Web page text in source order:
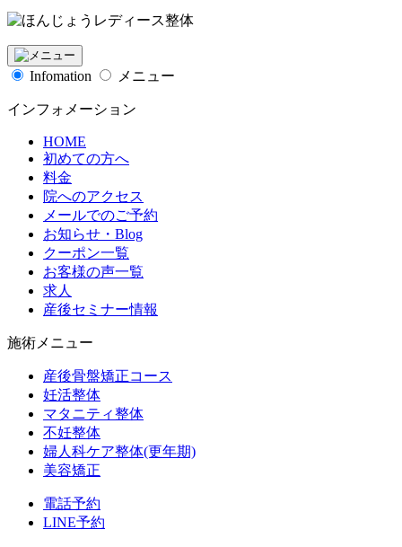
Infomation メニュー
インフォメーション
HOME
初めての方へ
料金
院へのアクセス
メールでのご予約
お知らせ・Blog
クーポン一覧
お客様の声一覧
求人
産後セミナー情報
施術メニュー
産後骨盤矯正コース
妊活整体
マタニティ整体
不妊整体
婦人科ケア整体(更年期)
美容矯正
電話予約
LINE予約